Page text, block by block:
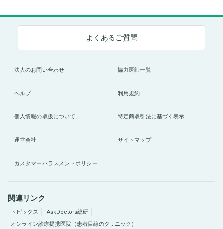
よくあるご質問
法人のお問い合わせ 協力医師一覧
ヘルプ 利用規約
個人情報の取扱について 特定商取引法に基づく表示
運営会社 サイトマップ
カスタマーハラスメントポリシー
関連リンク
トピックス
AskDoctors総研
オンライン診療提携医院（患者目線のクリニック）